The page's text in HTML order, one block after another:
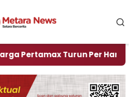
Turun Per Hari Ini,